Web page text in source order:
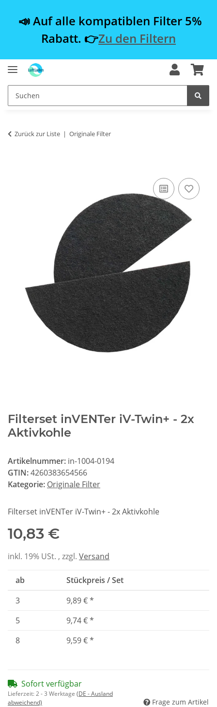
📣 Auf alle kompatiblen Filter 5%
Rabatt. 👉Zu den Filtern
Zurück zur Liste Originale Filter
Filterset inVENTer iV-Twin+ - 2x
Aktivkohle
Artikelnummer: in-1004-0194
GTIN:4260383654566
Kategorie: Originale Filter
Filterset inVENTer iV-Twin+ - 2x Aktivkohle
10,83 €
inkl. 19% USt. , zzgl. Versand
ab
Stückpreis / Set
3
9,89 €*
5
9,74 €*
8
9,59 €*
Sofort verfügbar
Lieferzeit:2 - 3 Werktage (DE - Ausland
abweichend)
Frage zum Artikel